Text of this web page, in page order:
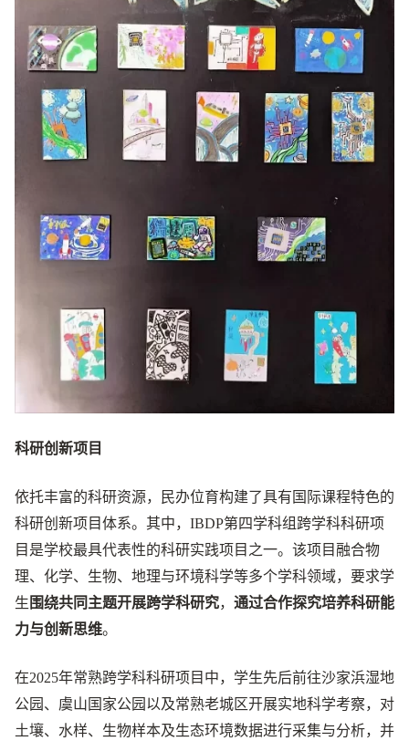
科研创新项目
依托丰富的科研资源，民办位育构建了具有国际课程特色的
科研创新项目体系。其中，IBDP第四学科组跨学科科研项
目是学校最具代表性的科研实践项目之一。该项目融合物
理、化学、生物、地理与环境科学等多个学科领域，要求学
生 围绕共同主题开展跨学科研究， 通过合作探究培养科研能
力与创新思维。
在2025年常熟跨学科科研项目中，学生先后前往沙家浜湿地
公园、虞山国家公园以及常熟老城区开展实地科学考察，对
土壤、水样、生物样本及生态环境数据进行采集与分析，并